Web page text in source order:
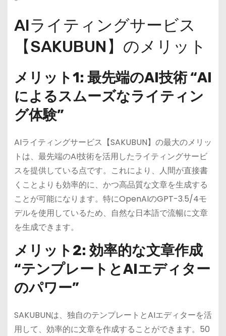
AIライティングサービス
【SAKUBUN】のメリット
メリット1: 最先端のAI技術 “AI
によるスムーズなライティン
グ体験”
AIライティングサービス【SAKUBUN】の最大のメリッ
トは、最先端のAI技術を活用したライティングサービ
スを提供している点です。これにより、人間が直接書
くことよりも効率的に、かつ高品質な文章を生成する
ことが可能になります。特にOpenAIのGPT-3.5/4モ
デルを使用しているため、自然な日本語で流暢に文章
を生成できます。
メリット2: 効率的な文章作成
“テンプレートとAIエディター
のパワー”
SAKUBUNは、独自のテンプレートとAIエディターを活
用して、効率的に文章を作成することができます。50